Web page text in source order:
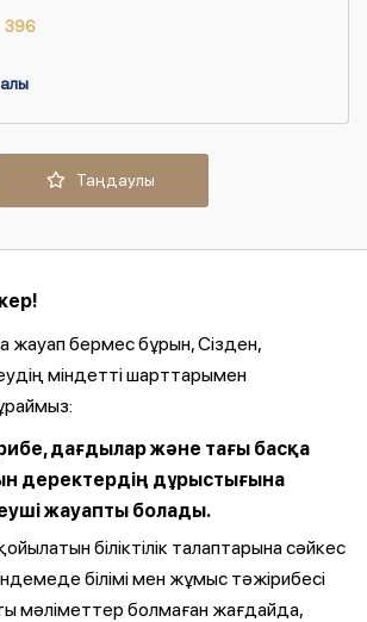
396
Таңдаулы
жауап бермес бұрын, Сізден,
міндетті шарттарымен
дағдылар және тағы басқа
деректердің дұрыстығына
жауапты болады.
біліктілік талаптарына сәйкес
білімі мен жұмыс тәжірибесі
мәліметтер болмаған жағдайда,